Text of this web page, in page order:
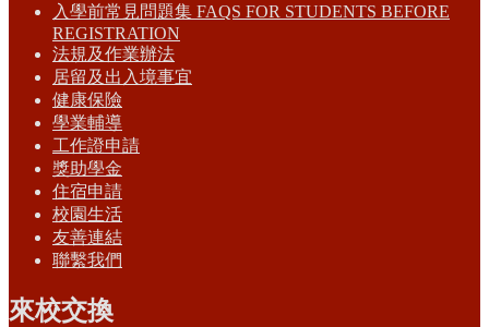
入學前常見問題集 FAQS FOR STUDENTS BEFORE
REGISTRATION
法規及作業辦法
居留及出入境事宜
健康保險
學業輔導
工作證申請
獎助學金
住宿申請
校園生活
友善連結
聯繫我們
來校交換